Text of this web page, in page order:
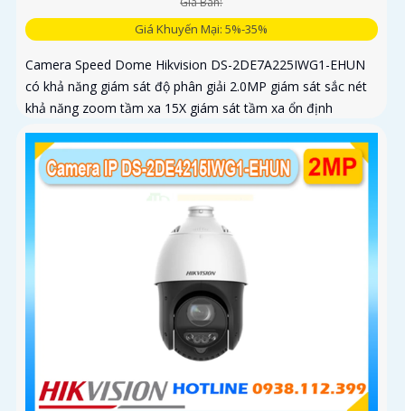
Giá Khuyến Mại: 5%-35%
Camera Speed Dome Hikvision DS-2DE7A225IWG1-EHUN
có khả năng giám sát độ phân giải 2.0MP giám sát sắc nét
khả năng zoom tầm xa 15X giám sát tầm xa ổn định